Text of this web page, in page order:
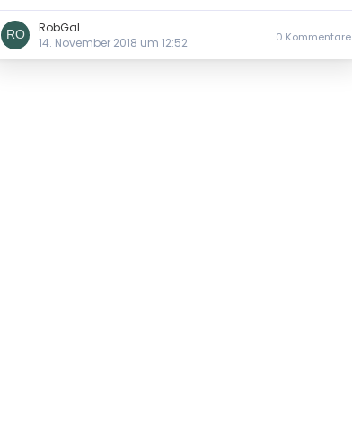
RobGal
14. November 2018 um 12:52
0 Kommentare